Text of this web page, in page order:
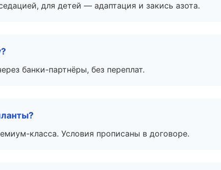
для детей — адаптация и закись азота.
банки-партнёры, без переплат.
класса. Условия прописаны в договоре.